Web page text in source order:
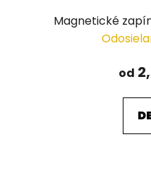
Magnetické
od